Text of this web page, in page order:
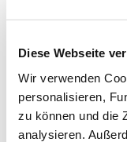
Diese Webseite
Wir verwenden
personalisieren,
zu können und die
analysieren.